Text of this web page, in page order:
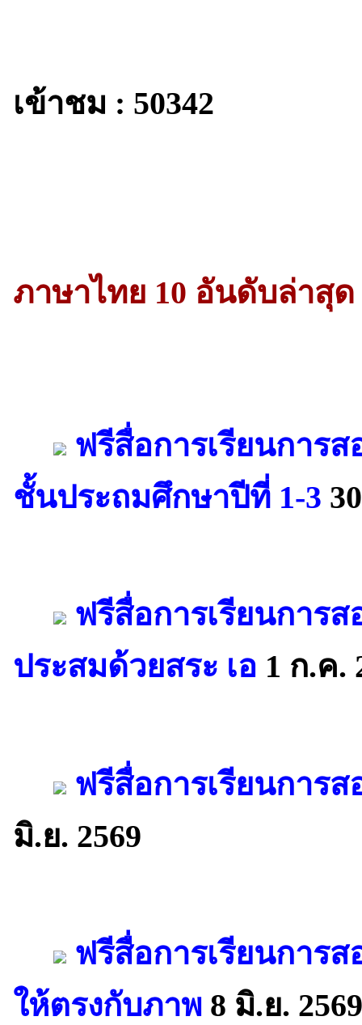
เข้าชม : 50342
ภาษาไทย 10 อันดับล่าสุด
ฟรีสื่อการเรียนการ
ชั้นประถมศึกษาปีที่ 1-3
ฟรีสื่อการเรียนการ
ประสมด้วยสระ เอ 1 ก.ค.
ฟรีสื่อการเรียนการ
มิ.ย. 2569
ฟรีสื่อการเรียนการ
ให้ตรงกับภาพ 8 มิ.ย. 2569